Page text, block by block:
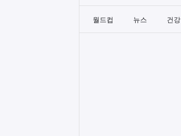
월드컵 뉴스 건강